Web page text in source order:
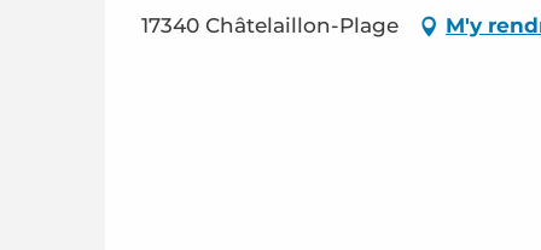
17340 Châtelaillon-Plage M'y